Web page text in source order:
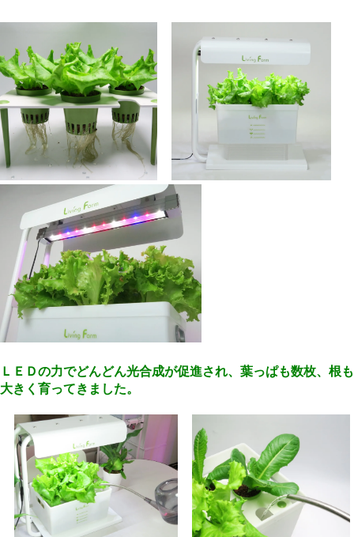
ＬＥＤの力でどんどん光合成が促進され、葉っぱも数枚、根も
大きく育ってきました。